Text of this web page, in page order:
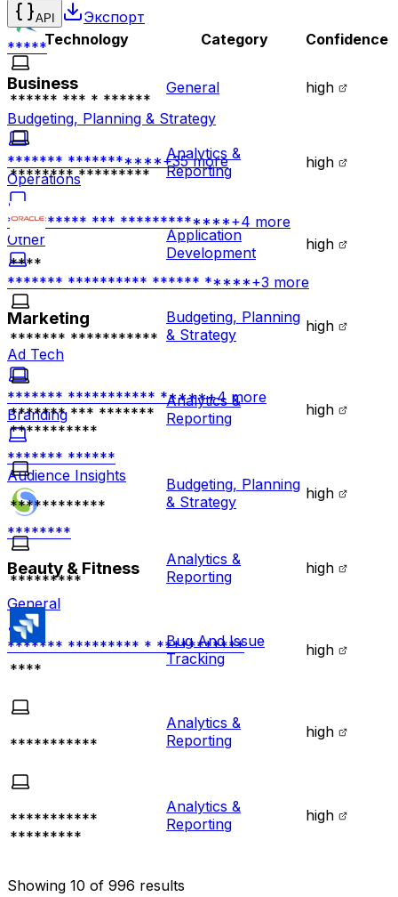
*****
Business
Budgeting, Planning & Strategy
******* ***********+35more
Operations
********** *** *************+4 more
Other
******* ********** ****** *****+3 more
Marketing
Ad Tech
******* *********** *****+4 more
Branding
******* ******
Audience Insights
********
Beauty & Fitness
General
******* ********* * ***********
API
Экспорт
Technology
Category Confidence
****** *** * ******
General high
******** *********
Analytics &
Reporting
high
****
Application
Development
high
******* ***********
Budgeting, Planning
& Strategy
high
******* *** *******
***********
Analytics &
Reporting
high
************
Budgeting, Planning
& Strategy
high
*********
Analytics &
Reporting
high
****
Bug And Issue
Tracking
high
***********
Analytics &
Reporting
high
***********
*********
Analytics &
Reporting
high
Showing 10 of 996 results